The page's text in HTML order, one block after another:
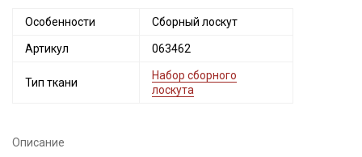
Особенности Сборный лоскут
Артикул 063462
Тип ткани
Набор сборного
лоскута
Описание
промокоды и скидки до 30% на узкие
категории тканей